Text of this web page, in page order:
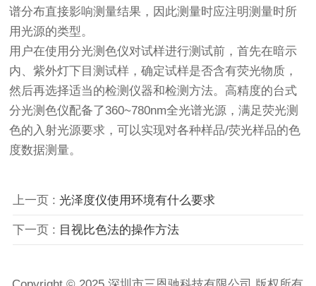
谱分布直接影响测量结果，因此测量时应注明测量时所
用光源的类型。
用户在使用分光测色仪对试样进行测试前，首先在暗示
内、紫外灯下目测试样，确定试样是否含有荧光物质，
然后再选择适当的检测仪器和检测方法。高精度的台式
分光测色仪配备了360~780nm全光谱光源，满足荧光测
色的入射光源要求，可以实现对各种样品/荧光样品的色
度数据测量。
上一页 : 光泽度仪使用环境有什么要求
下一页 : 目视比色法的操作方法